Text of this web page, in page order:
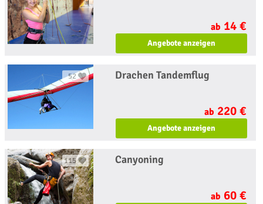
ab 14 €
Angebote anzeigen
52 Drachen Tandemflug
ab 220 €
Angebote anzeigen
115 Canyoning
ab 60 €